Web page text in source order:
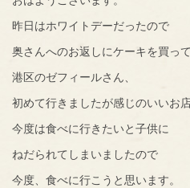
昨日はホワイトデーだったので
奥さんへのお返しにケーキを買っ
港区のゼフィールさん、
初めて行きましたが感じのいいお店
今度は食べに行きたいと子供に
ねだられてしまいましたので
今度、食べに行こうと思います。